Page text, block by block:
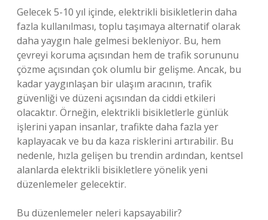
Gelecek 5-10 yıl içinde, elektrikli bisikletlerin daha
fazla kullanılması, toplu taşımaya alternatif olarak
daha yaygın hale gelmesi bekleniyor. Bu, hem
çevreyi koruma açısından hem de trafik sorununu
çözme açısından çok olumlu bir gelişme. Ancak, bu
kadar yaygınlaşan bir ulaşım aracının, trafik
güvenliği ve düzeni açısından da ciddi etkileri
olacaktır. Örneğin, elektrikli bisikletlerle günlük
işlerini yapan insanlar, trafikte daha fazla yer
kaplayacak ve bu da kaza risklerini artırabilir. Bu
nedenle, hızla gelişen bu trendin ardından, kentsel
alanlarda elektrikli bisikletlere yönelik yeni
düzenlemeler gelecektir.
Bu düzenlemeler neleri kapsayabilir?